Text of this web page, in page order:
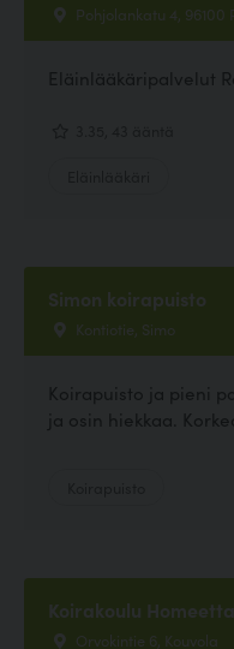
Pohjolankatu 4,
Eläinlääkäripalvelut
Simon koirapuisto
Kontiotie, Simo
Koirapuisto ja pieni
ja osin hiekkaa.
Koirakoulu Homeetta
Orvokintie 6, Kouvola